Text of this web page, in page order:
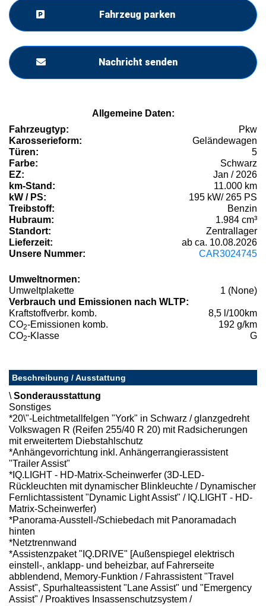
Fahrzeug parken
Nachricht senden
Allgemeine Daten:
Fahrzeugtyp:
Pkw
Karosserieform:
Geländewagen
Türen:
5
Farbe:
Schwarz
EZ:
Jan / 2026
km-Stand:
11.000 km
kW / PS:
195 kW/ 265 PS
Treibstoff:
Benzin
Hubraum:
1.984 cm³
Standort:
Zentrallager
Lieferzeit:
ab ca. 10.08.2026
Unsere Nummer:
CAR3024745
Umweltnormen:
Umweltplakette
1 (None)
Verbrauch und Emissionen nach WLTP:
Kraftstoffverbr. komb.
8,5 l/100km
CO2-Emissionen komb.
192 g/km
CO2-Klasse G
Beschreibung / Ausstattung
\ Sonderausstattung
Sonstiges
*20\"-Leichtmetallfelgen "York" in Schwarz / glanzgedreht
Volkswagen R (Reifen 255/40 R 20) mit Radsicherungen
mit erweitertem Diebstahlschutz
*Anhängevorrichtung inkl. Anhängerrangierassistent
"Trailer Assist"
*IQ.LIGHT - HD-Matrix-Scheinwerfer (3D-LED-
Rückleuchten mit dynamischer Blinkleuchte / Dynamischer
Fernlichtassistent "Dynamic Light Assist" / IQ.LIGHT - HD-
Matrix-Scheinwerfer)
*Panorama-Ausstell-/Schiebedach mit Panoramadach
hinten
*Netztrennwand
*Assistenzpaket "IQ.DRIVE" [Außenspiegel elektrisch
einstell-, anklapp- und beheizbar, auf Fahrerseite
abblendend, Memory-Funktion / Fahrassistent "Travel
Assist", Spurhalteassistent "Lane Assist" und "Emergency
Assist" / Proaktives Insassenschutzsystem /